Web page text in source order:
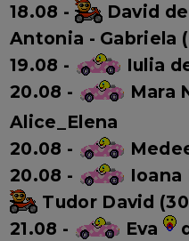
18.08 -
David
Antonia - Gabriela
19.08 -
Iulia
20.08 -
Mara
Alice_Elena
20.08 -
20.08 -
Ioana
Tudor David
21.08 -
Eva